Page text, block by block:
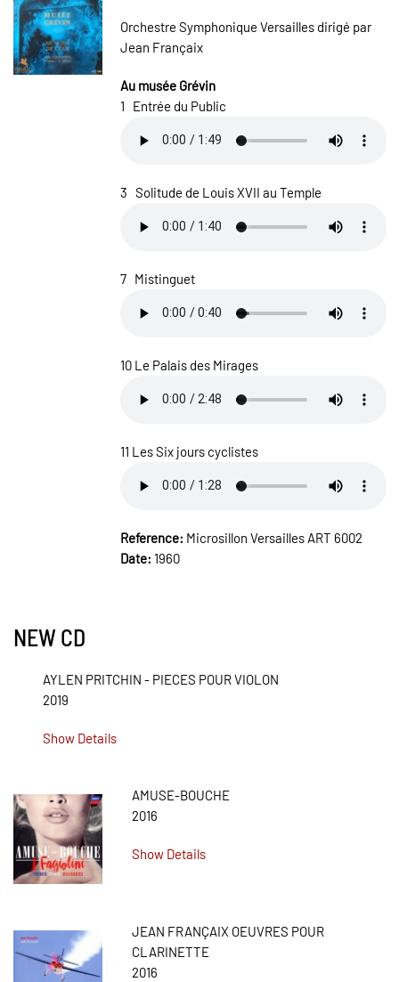
Orchestre Symphonique Versailles dirigé par
Jean Françaix
Au musée Grévin
1 Entrée du Public
3 Solitude de Louis XVII au Temple
7 Mistinguet
10 Le Palais des Mirages
11 Les Six jours cyclistes
Reference: Microsillon Versailles ART 6002
Date: 1960
NEW CD
AYLEN PRITCHIN - PIECES POUR VIOLON
2019
Show Details
AMUSE-BOUCHE
2016
Show Details
JEAN FRANÇAIX OEUVRES POUR
CLARINETTE
2016